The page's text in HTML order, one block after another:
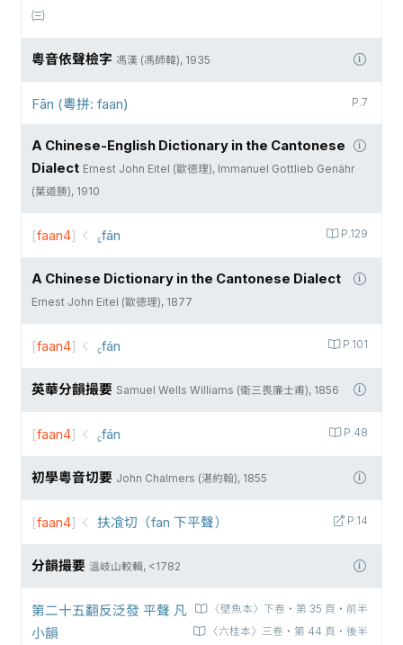
㈢
粵音依聲檢字 馮漢 (馮師韓), 1935
P.7
Fān (粵拼: faan)
A Chinese-English Dictionary in the Cantonese
Dialect Ernest John Eitel (歐德理), Immanuel Gottlieb Genähr
(葉道勝), 1910
P.129
[faan4] ꜁fán
A Chinese Dictionary in the Cantonese Dialect
Ernest John Eitel (歐德理), 1877
P.101
[faan4] ꜁fán
英華分韻撮要 Samuel Wells Williams (衛三畏廉士甫), 1856
P.48
[faan4] ꜁fán
初學粵音切要 John Chalmers (湛約翰), 1855
P.14
[faan4] 扶飡切（fan 下平聲）
分韻撮要 溫岐山較輯, <1782
〈壁魚本〉下卷‧第 35 頁‧前半
〈六桂本〉三卷‧第 44 頁‧後半
第二十五翻反泛發 平聲 凡
小韻